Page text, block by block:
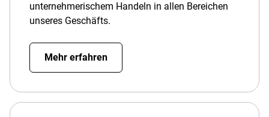
unternehmerischem Handeln in allen Bereichen
unseres Geschäfts.
Mehr erfahren